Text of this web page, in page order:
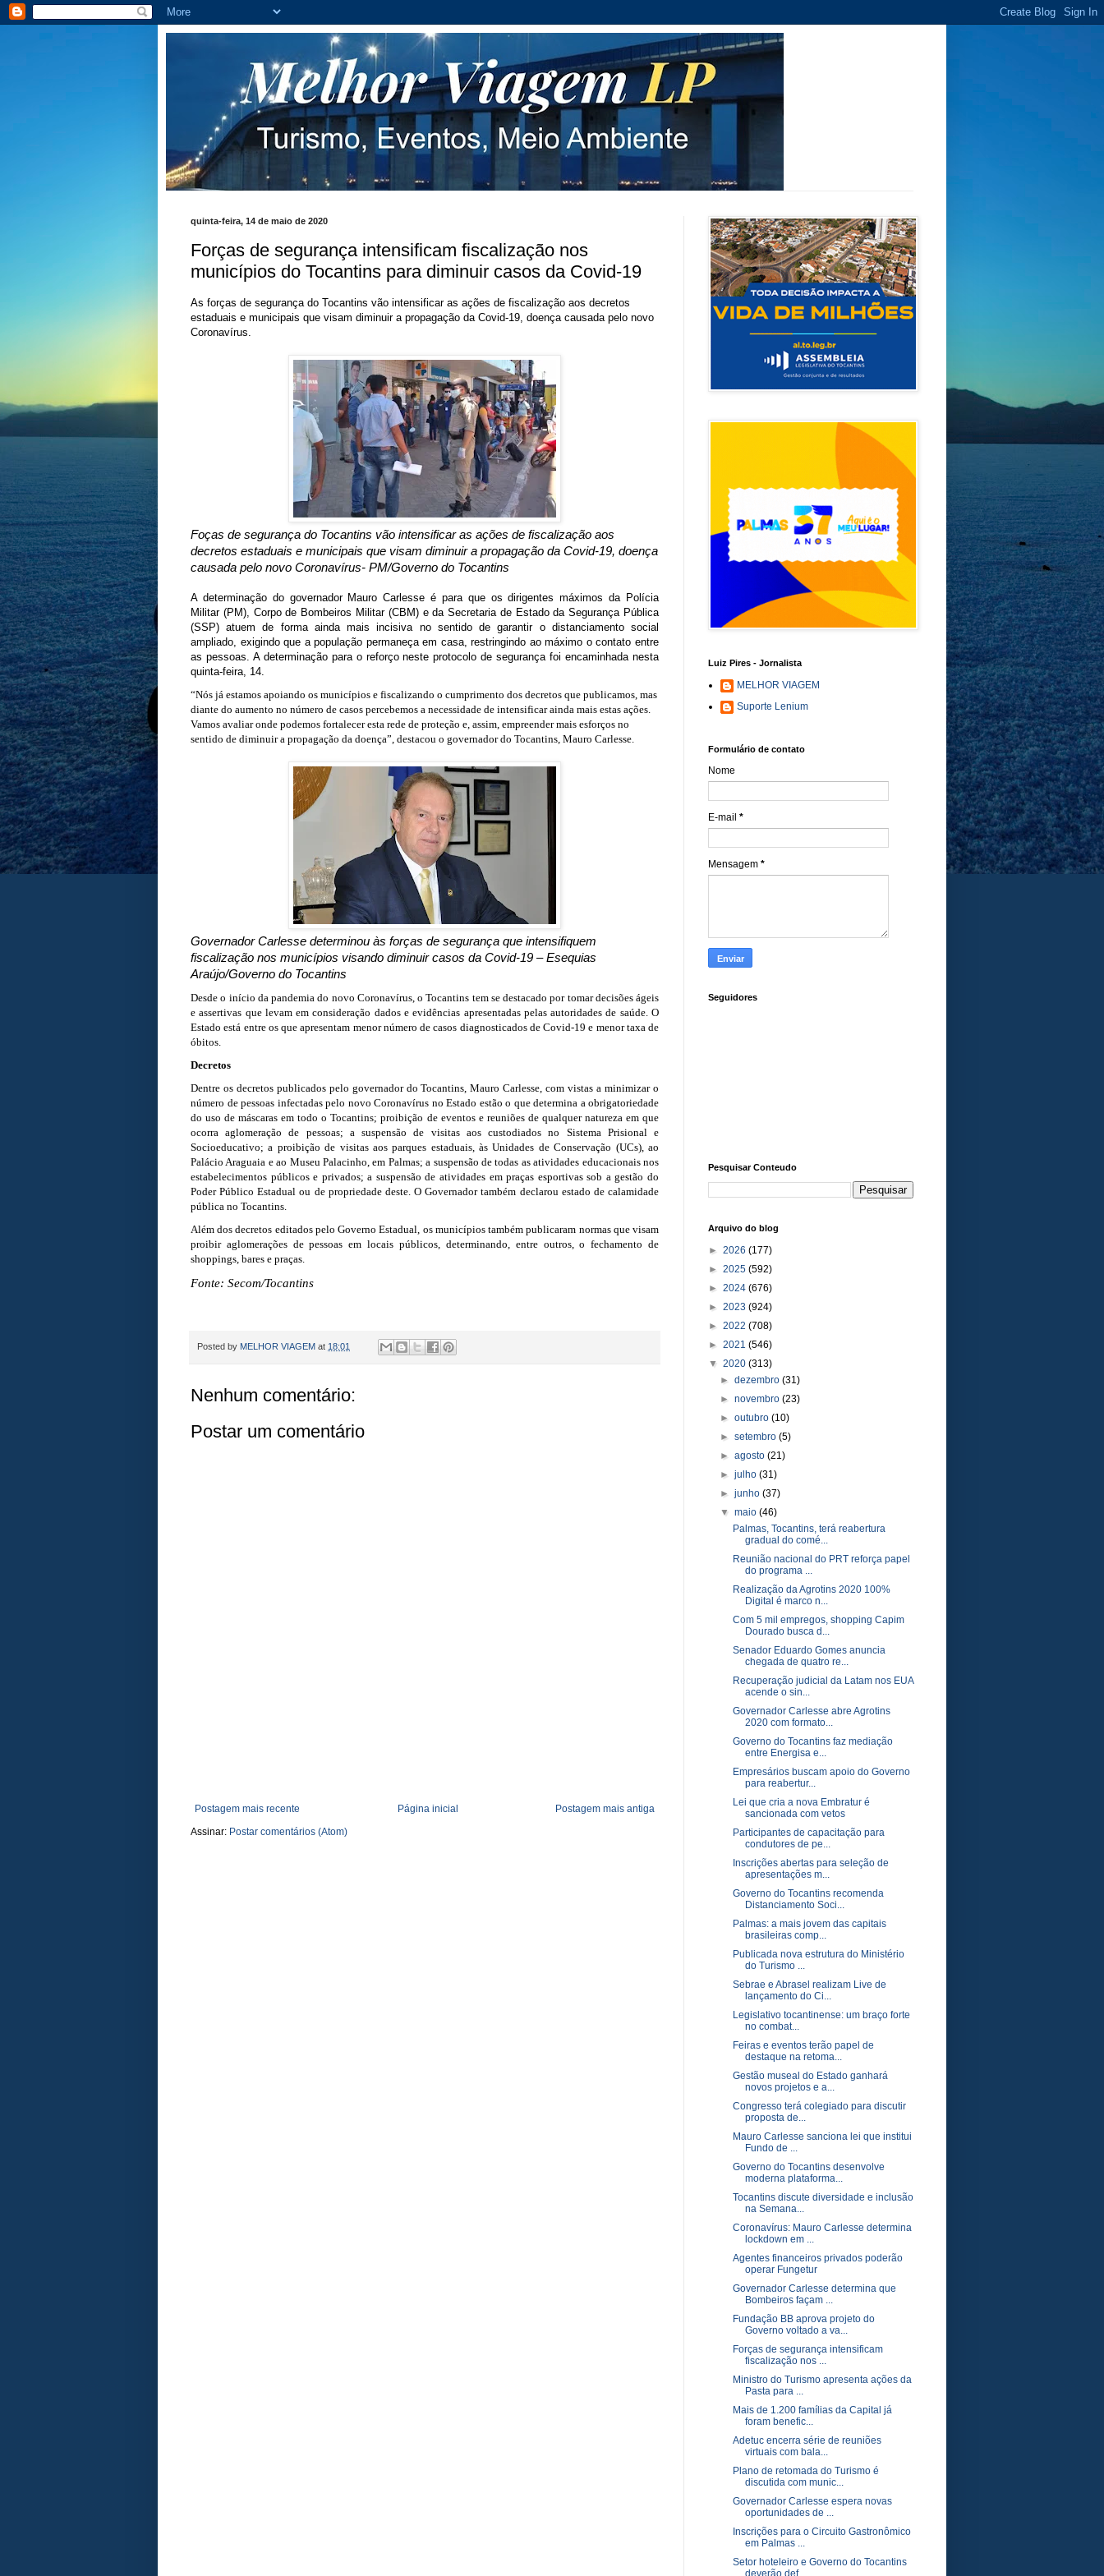
quinta-feira, 14 de maio de 2020
Forças de segurança intensificam fiscalização nos
municípios do Tocantins para diminuir casos da Covid-19
As forças de segurança do Tocantins vão intensificar as ações de fiscalização aos decretos
estaduais e municipais que visam diminuir a propagação da Covid-19, doença causada pelo novo
Coronavírus.
Foças de segurança do Tocantins vão intensificar as ações de fiscalização aos
decretos estaduais e municipais que visam diminuir a propagação da Covid-19, doença
causada pelo novo Coronavírus- PM/Governo do Tocantins
A determinação do governador Mauro Carlesse é para que os dirigentes máximos da Polícia
Militar (PM), Corpo de Bombeiros Militar (CBM) e da Secretaria de Estado da Segurança Pública
(SSP) atuem de forma ainda mais incisiva no sentido de garantir o distanciamento social
ampliado, exigindo que a população permaneça em casa, restringindo ao máximo o contato entre
as pessoas. A determinação para o reforço neste protocolo de segurança foi encaminhada nesta
quinta-feira, 14.
“Nós já estamos apoiando os municípios e fiscalizando o cumprimento dos decretos que publicamos, mas
diante do aumento no número de casos percebemos a necessidade de intensificar ainda mais estas ações.
Vamos avaliar onde podemos fortalecer esta rede de proteção e, assim, empreender mais esforços no
sentido de diminuir a propagação da doença”, destacou o governador do Tocantins, Mauro Carlesse.
Governador Carlesse determinou às forças de segurança que intensifiquem
fiscalização nos municípios visando diminuir casos da Covid-19 – Esequias
Araújo/Governo do Tocantins
Desde o início da pandemia do novo Coronavírus, o Tocantins tem se destacado por tomar decisões ágeis
e assertivas que levam em consideração dados e evidências apresentadas pelas autoridades de saúde. O
Estado está entre os que apresentam menor número de casos diagnosticados de Covid-19 e menor taxa de
óbitos.
Decretos
Dentre os decretos publicados pelo governador do Tocantins, Mauro Carlesse, com vistas a minimizar o
número de pessoas infectadas pelo novo Coronavírus no Estado estão o que determina a obrigatoriedade
do uso de máscaras em todo o Tocantins; proibição de eventos e reuniões de qualquer natureza em que
ocorra aglomeração de pessoas; a suspensão de visitas aos custodiados no Sistema Prisional e
Socioeducativo; a proibição de visitas aos parques estaduais, às Unidades de Conservação (UCs), ao
Palácio Araguaia e ao Museu Palacinho, em Palmas; a suspensão de todas as atividades educacionais nos
estabelecimentos públicos e privados; a suspensão de atividades em praças esportivas sob a gestão do
Poder Público Estadual ou de propriedade deste. O Governador também declarou estado de calamidade
pública no Tocantins.
Além dos decretos editados pelo Governo Estadual, os municípios também publicaram normas que visam
proibir aglomerações de pessoas em locais públicos, determinando, entre outros, o fechamento de
shoppings, bares e praças.
Fonte: Secom/Tocantins
Posted by MELHOR VIAGEM at 18:01
Nenhum comentário:
Postar um comentário
Postagem mais recente Postagem mais antiga
Página inicial
Assinar: Postar comentários (Atom)
Luiz Pires - Jornalista
MELHOR VIAGEM
Suporte Lenium
Formulário de contato
Nome
E-mail *
Mensagem *
Seguidores
Pesquisar Conteudo
Arquivo do blog
► 2026 (177)
► 2025 (592)
► 2024 (676)
► 2023 (924)
► 2022 (708)
► 2021 (546)
▼ 2020 (313)
►dezembro(31)
►novembro(23)
►outubro(10)
►setembro(5)
►agosto(21)
►julho(31)
►junho(37)
▼maio(46)
Palmas, Tocantins, terá reabertura
gradual do comé...
Reunião nacional do PRT reforça papel
do programa ...
Realização da Agrotins 2020 100%
Digital é marco n...
Com 5 mil empregos, shopping Capim
Dourado busca d...
Senador Eduardo Gomes anuncia
chegada de quatro re...
Recuperação judicial da Latam nos EUA
acende o sin...
Governador Carlesse abre Agrotins
2020 com formato...
Governo do Tocantins faz mediação
entre Energisa e...
Empresários buscam apoio do Governo
para reabertur...
Lei que cria a nova Embratur é
sancionada com vetos
Participantes de capacitação para
condutores de pe...
Inscrições abertas para seleção de
apresentações m...
Governo do Tocantins recomenda
Distanciamento Soci...
Palmas: a mais jovem das capitais
brasileiras comp...
Publicada nova estrutura do Ministério
do Turismo ...
Sebrae e Abrasel realizam Live de
lançamento do Ci...
Legislativo tocantinense: um braço forte
no combat...
Feiras e eventos terão papel de
destaque na retoma...
Gestão museal do Estado ganhará
novos projetos e a...
Congresso terá colegiado para discutir
proposta de...
Mauro Carlesse sanciona lei que institui
Fundo de ...
Governo do Tocantins desenvolve
moderna plataforma...
Tocantins discute diversidade e inclusão
na Semana...
Coronavírus: Mauro Carlesse determina
lockdown em ...
Agentes financeiros privados poderão
operar Fungetur
Governador Carlesse determina que
Bombeiros façam ...
Fundação BB aprova projeto do
Governo voltado a va...
Forças de segurança intensificam
fiscalização nos ...
Ministro do Turismo apresenta ações da
Pasta para ...
Mais de 1.200 famílias da Capital já
foram benefic...
Adetuc encerra série de reuniões
virtuais com bala...
Plano de retomada do Turismo é
discutida com munic...
Governador Carlesse espera novas
oportunidades de ...
Inscrições para o Circuito Gastronômico
em Palmas ...
Setor hoteleiro e Governo do Tocantins
deverão def...